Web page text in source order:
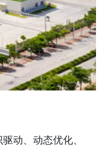
动、动态优化、